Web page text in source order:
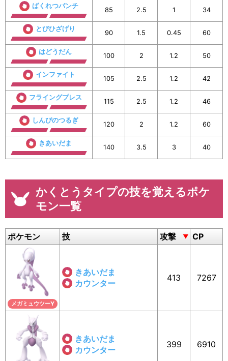
ばくれつパンチ
85 2.5 1 34
とびひざげり
90 1.5 0.45 60
はどうだん
100 2 1.2 50
インファイト
105 2.5 1.2 42
フライングプレス
115 2.5 1.2 46
しんぴのつるぎ
120 2 1.2 60
きあいだま
140 3.5 3 40
かくとうタイプの技を覚えるポケ
モン一覧
ポケモン 技 攻撃 CP
メガミュウツーY
きあいだま
カウンター
413 7267
きあいだま
カウンター
399 6910